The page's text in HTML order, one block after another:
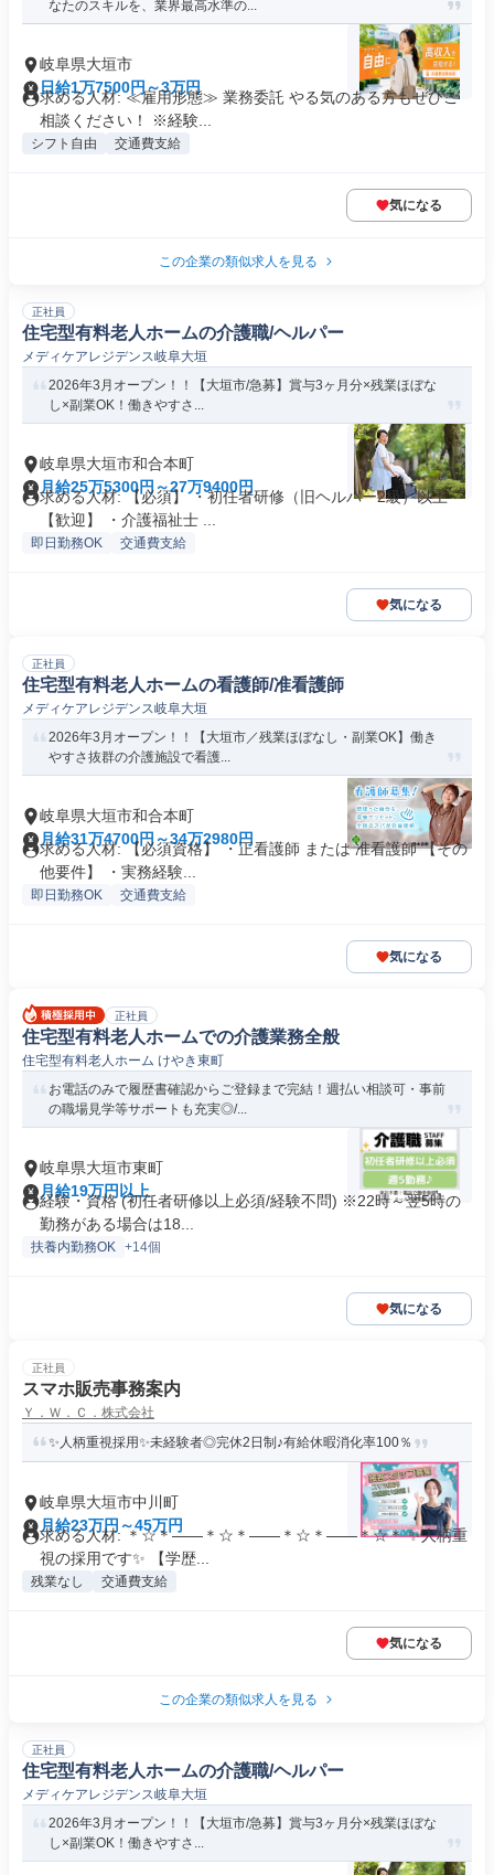
なたのスキルを、業界最高水準の...
岐阜県大垣市
日給1万7500円～3万円
求める人材: ≪雇用形態≫ 業務委託 やる気のある方もぜひご
相談ください！ ※経験...
シフト自由 交通費支給
気になる
この企業の類似求人を見る
正社員
住宅型有料老人ホームの介護職/ヘルパー
メディケアレジデンス岐阜大垣
2026年3月オープン！！【大垣市/急募】賞与3ヶ月分×残業ほぼな
し×副業OK！働きやすさ...
岐阜県大垣市和合本町
月給25万5300円～27万9400円
求める人材: 【必須】 ・初任者研修（旧ヘルパー2級）以上
【歓迎】 ・介護福祉士 ...
即日勤務OK 交通費支給
気になる
正社員
住宅型有料老人ホームの看護師/准看護師
メディケアレジデンス岐阜大垣
2026年3月オープン！！【大垣市／残業ほぼなし・副業OK】働き
やすさ抜群の介護施設で看護...
岐阜県大垣市和合本町
月給31万4700円～34万2980円
求める人材: 【必須資格】 ・正看護師 または 准看護師 【その
他要件】 ・実務経験...
即日勤務OK 交通費支給
気になる
正社員
住宅型有料老人ホームでの介護業務全般
住宅型有料老人ホーム けやき東町
お電話のみで履歴書確認からご登録まで完結！週払い相談可・事前
の職場見学等サポートも充実◎/...
岐阜県大垣市東町
月給19万円以上
経験・資格 (初任者研修以上必須/経験不問) ※22時～翌5時の
勤務がある場合は18...
扶養内勤務OK +14個
気になる
正社員
スマホ販売事務案内
Ｙ．Ｗ．Ｃ．株式会社
✨人柄重視採用✨未経験者◎完休2日制♪有給休暇消化率100％
岐阜県大垣市中川町
月給23万円～45万円
求める人材: ＊☆＊――＊☆＊――＊☆＊――＊☆＊ ✨人柄重
視の採用です✨ 【学歴...
残業なし 交通費支給
気になる
この企業の類似求人を見る
正社員
住宅型有料老人ホームの介護職/ヘルパー
メディケアレジデンス岐阜大垣
2026年3月オープン！！【大垣市/急募】賞与3ヶ月分×残業ほぼな
し×副業OK！働きやすさ...